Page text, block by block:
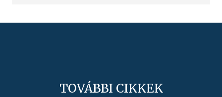
TOVÁBBI CIKKEK